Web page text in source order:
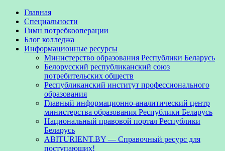
Главная
Специальности
Гимн потребкооперации
Блог колледжа
Информационные ресурсы
Министерство образования Республики Беларусь
Белорусский республиканский союз
потребительских обществ
Республиканский институт профессионального
образования
Главный информационно-аналитический центр
министерства образования Республики Беларусь
Национальный правовой портал Республики
Беларусь
ABITURIENT.BY — Справочный ресурс для
поступающих!